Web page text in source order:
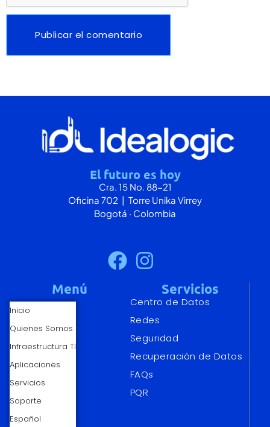
El futuro es hoy
Cra. 15 No. 88-21
Oficina 702 | Torre Unika Virrey
Bogotá · Colombia
Menú
Inicio
Quienes Somos
Infraestructura TI
Aplicaciones
Servicios
Soporte
Español
Servicios
Centro de Datos
Redes
Seguridad
Recuperación de Datos
FAQs
PQR